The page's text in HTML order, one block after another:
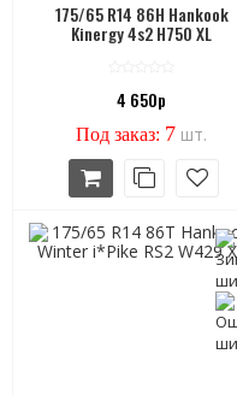
175/65 R14 86H Hankook
Kinergy 4s2 H750 XL
4 650р
Под заказ: 7 шт.